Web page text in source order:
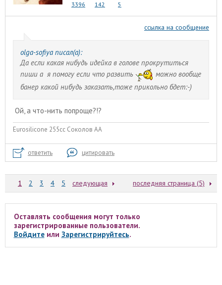
3396 142 5
ссылка на сообщение
olga-sofiya писал(а):
Да если какая нибудь идейка в голове прокрутиться
пиши а я помогу если что развить
можно вообще
банер какой нибудь заказать,тоже прикольно бдет:-)
Ой, а что-нить попроще?!?
Eurosilicone 255cc Соколов АА
ответить цитировать
1 2 3 4 5 следующая последняя страница (5)
Оставлять сообщения могут только
зарегистрированные пользователи.
Войдитеили Зарегистрируйтесь.